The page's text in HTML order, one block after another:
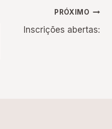
PRÓXIMO
Inscrições abertas: